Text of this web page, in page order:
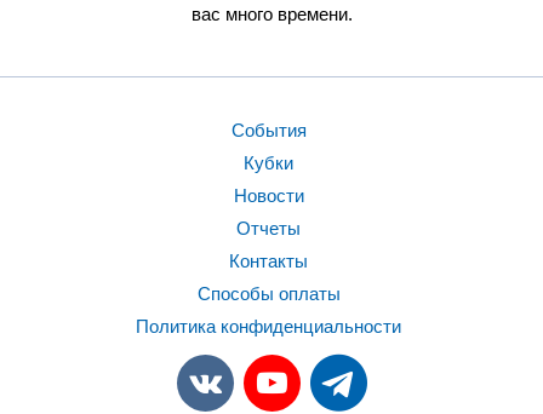
вас много времени.
События
Кубки
Новости
Отчеты
Контакты
Способы оплаты
Политика конфиденциальности